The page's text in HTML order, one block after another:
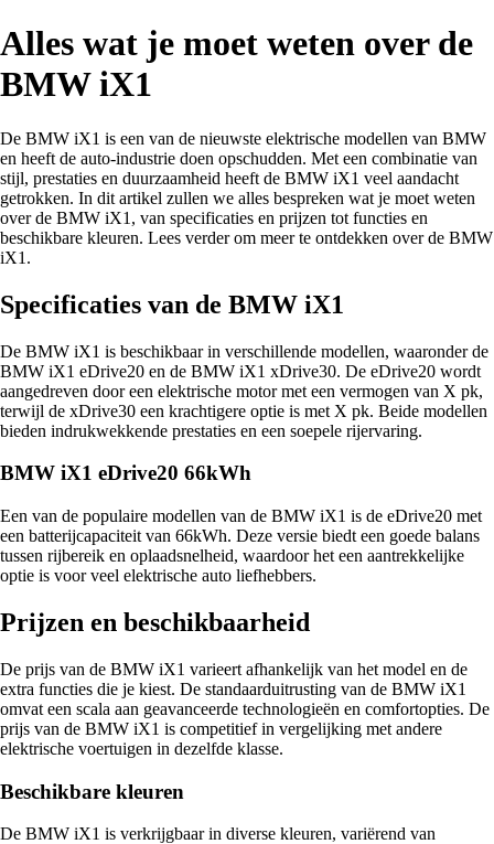
Alles wat je moet weten over de
BMW iX1
De BMW iX1 is een van de nieuwste elektrische modellen van BMW
en heeft de auto-industrie doen opschudden. Met een combinatie van
stijl, prestaties en duurzaamheid heeft de BMW iX1 veel aandacht
getrokken. In dit artikel zullen we alles bespreken wat je moet weten
over de BMW iX1, van specificaties en prijzen tot functies en
beschikbare kleuren. Lees verder om meer te ontdekken over de BMW
iX1.
Specificaties van de BMW iX1
De BMW iX1 is beschikbaar in verschillende modellen, waaronder de
BMW iX1 eDrive20 en de BMW iX1 xDrive30. De eDrive20 wordt
aangedreven door een elektrische motor met een vermogen van X pk,
terwijl de xDrive30 een krachtigere optie is met X pk. Beide modellen
bieden indrukwekkende prestaties en een soepele rijervaring.
BMW iX1 eDrive20 66kWh
Een van de populaire modellen van de BMW iX1 is de eDrive20 met
een batterijcapaciteit van 66kWh. Deze versie biedt een goede balans
tussen rijbereik en oplaadsnelheid, waardoor het een aantrekkelijke
optie is voor veel elektrische auto liefhebbers.
Prijzen en beschikbaarheid
De prijs van de BMW iX1 varieert afhankelijk van het model en de
extra functies die je kiest. De standaarduitrusting van de BMW iX1
omvat een scala aan geavanceerde technologieën en comfortopties. De
prijs van de BMW iX1 is competitief in vergelijking met andere
elektrische voertuigen in dezelfde klasse.
Beschikbare kleuren
De BMW iX1 is verkrijgbaar in diverse kleuren, variërend van